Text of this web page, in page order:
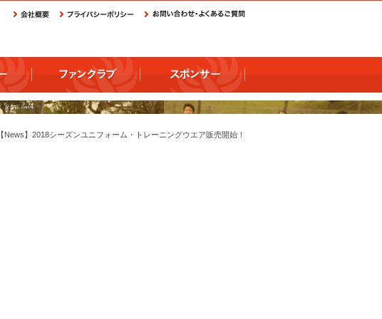
【News】2018シーズンユニフォーム・トレーニングウエア販売開始！